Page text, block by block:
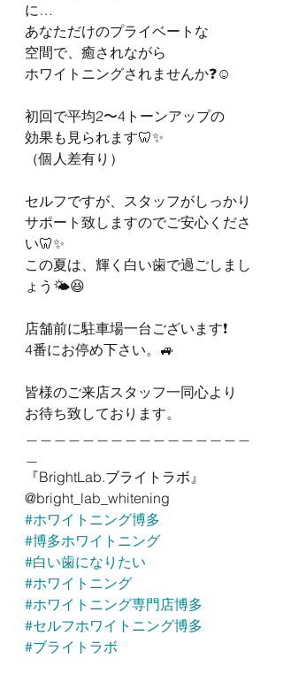
に…
あなただけのプライベートな
空間で、癒されながら
ホワイトニングされませんか❓☺️
初回で平均2〜4トーンアップの
効果も見られます🦷✨
（個人差有り）
セルフですが、スタッフがしっかり
サポート致しますのでご安心くださ
い🦷✨
この夏は、輝く白い歯で過ごしまし
ょう🌤😆
店舗前に駐車場一台ございます❗️
4番にお停め下さい。🚙
皆様のご来店スタッフ一同心より
お待ち致しております。
『BrightLab.ブライトラボ』
@bright_lab_whitening
#ホワイトニング博多
#博多ホワイトニング
#白い歯になりたい
#ホワイトニング
#ホワイトニング専門店博多
#セルフホワイトニング博多
#ブライトラボ